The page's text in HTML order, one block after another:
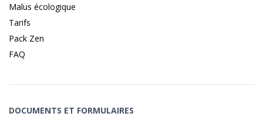
Malus écologique
Tarifs
Pack Zen
FAQ
DOCUMENTS ET FORMULAIRES